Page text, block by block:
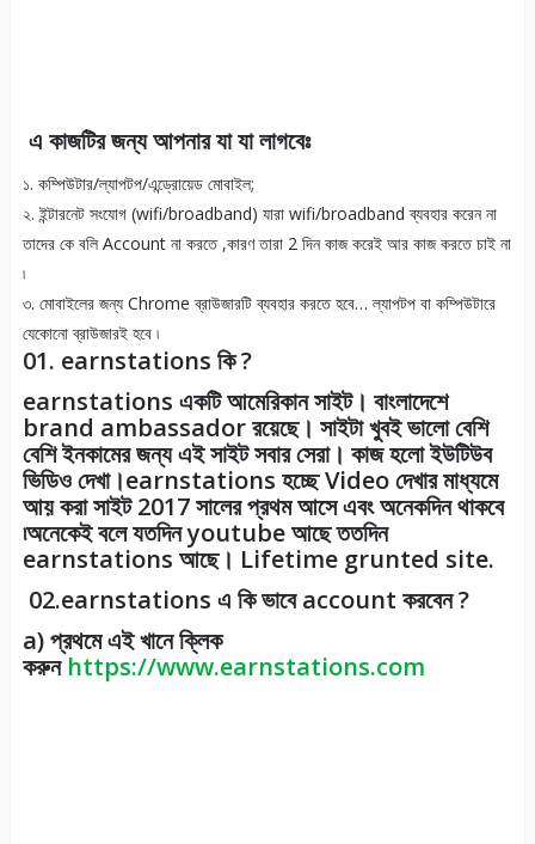
এ কাজটির জন্য আপনার যা যা লাগবেঃ
১. কম্পিউটার/ল্যাপটপ/এন্ড্রোয়েড মোবাইল;
২. ইন্টারনেট সংযোগ (wifi/broadband) যারা wifi/broadband ব্যবহার করেন না
তাদের কে বলি Account না করতে ,কারণ তারা 2 দিন কাজ করেই আর কাজ করতে চাই না
৷
৩. মোবাইলের জন্য Chrome ব্রাউজারটি ব্যবহার করতে হবে… ল্যাপটপ বা কম্পিউটারে
যেকোনো ব্রাউজারই হবে ৷
01. earnstations কি ?
earnstations একটি আমেরিকান সাইট। বাংলাদেশে
brand ambassador রয়েছে। সাইটা খুবই ভালো বেশি
বেশি ইনকামের জন্য এই সাইট সবার সেরা। কাজ হলো ইউটিউব
ভিডিও দেখা।earnstations হচ্ছে Video দেখার মাধ্যমে
আয় করা সাইট 2017 সালের প্রথম আসে এবং অনেকদিন থাকবে
৷অনেকেই বলে যতদিন youtube আছে ততদিন
earnstations আছে। Lifetime grunted site.
02.earnstations এ কি ভাবে account করবেন ?
a) প্রথমে এই খানে ক্লিক
করুন https://www.earnstations.com